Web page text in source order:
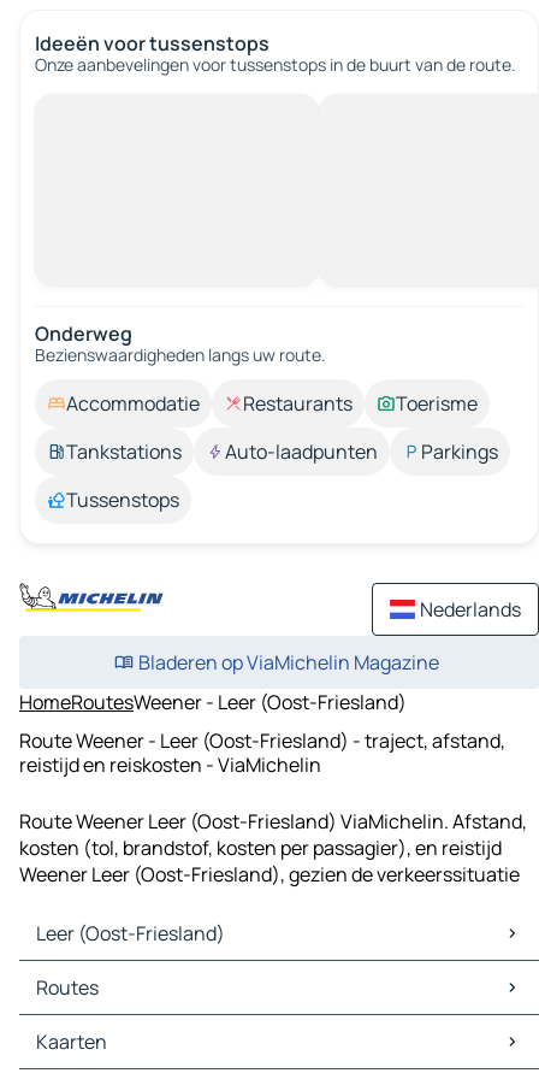
Ideeën voor tussenstops
Onze aanbevelingen voor tussenstops in de buurt van de route.
Onderweg
Bezienswaardigheden langs uw route.
Accommodatie Restaurants
Toerisme
Tankstations
Auto-laadpunten
Parkings
Tussenstops
Nederlands
Bladeren op ViaMichelin Magazine
HomeRoutesWeener - Leer (Oost-Friesland)
Route Weener - Leer (Oost-Friesland) - traject, afstand,
reistijd en reiskosten - ViaMichelin
Route Weener Leer (Oost-Friesland) ViaMichelin. Afstand,
kosten (tol, brandstof, kosten per passagier), en reistijd
Weener Leer (Oost-Friesland), gezien de verkeerssituatie
Leer (Oost-Friesland)
Leer (Oost-Friesland) Kaarten
Leer (Oost-Friesland) Verkeer
Leer (Oost-Friesland) Hotels
Leer (Oost-Friesland) Restaurants
Routes
Routes Leer (Oost-Friesland) - Emden
Routes Leer (Oost-Friesland) - Aurich
Kaarten